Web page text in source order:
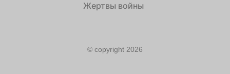
Жертвы войны
© copyright 2026